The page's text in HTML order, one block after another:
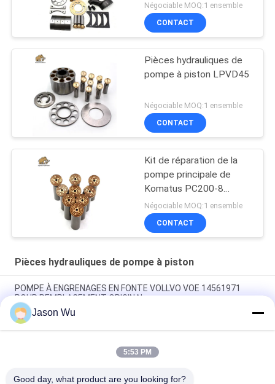
Négociable MOQ:1 ensemble
CONTACT
Pièces hydrauliques de
pompe à piston LPVD45
Négociable MOQ:1 ensemble
CONTACT
Kit de réparation de la
pompe principale de
Komatus PC200-8
Pompes hydrauliques
Négociable MOQ:1 ensemble
CONTACT
Pièces hydrauliques de pompe à piston
POMPE À ENGRENAGES EN FONTE VOLLVO VOE 14561971
POUR REMPLACEMENT ORIGINAL
POMPE À ENGRENAGES EN FONTE VOLLVO VOE 14537295
POUR REMPLACEMENT ORIGINAL
Pompes à engrenages en fonte VOLLVO VOE 14782798 pour le
Jason Wu
5:53 PM
Good day, what product are you looking for?